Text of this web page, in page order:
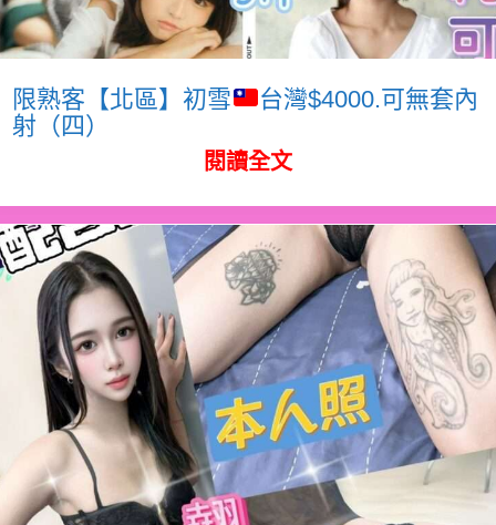
限熟客【北區】初雪
台灣$4000.可無套內
射（四）
閱讀全文